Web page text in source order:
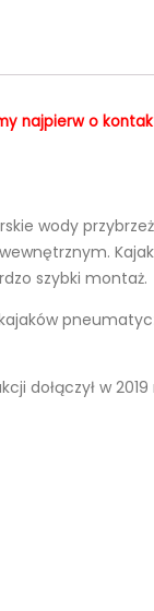
najpierw o
wody
szybki montaż.
dołączył w 2019